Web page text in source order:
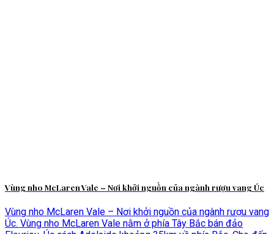
Vùng nho McLaren Vale – Nơi khởi nguồn của ngành rượu vang Úc
Vùng nho McLaren Vale – Nơi khởi nguồn của ngành rượu vang
Úc. Vùng nho McLaren Vale nằm ở phía Tây Bắc bán đảo